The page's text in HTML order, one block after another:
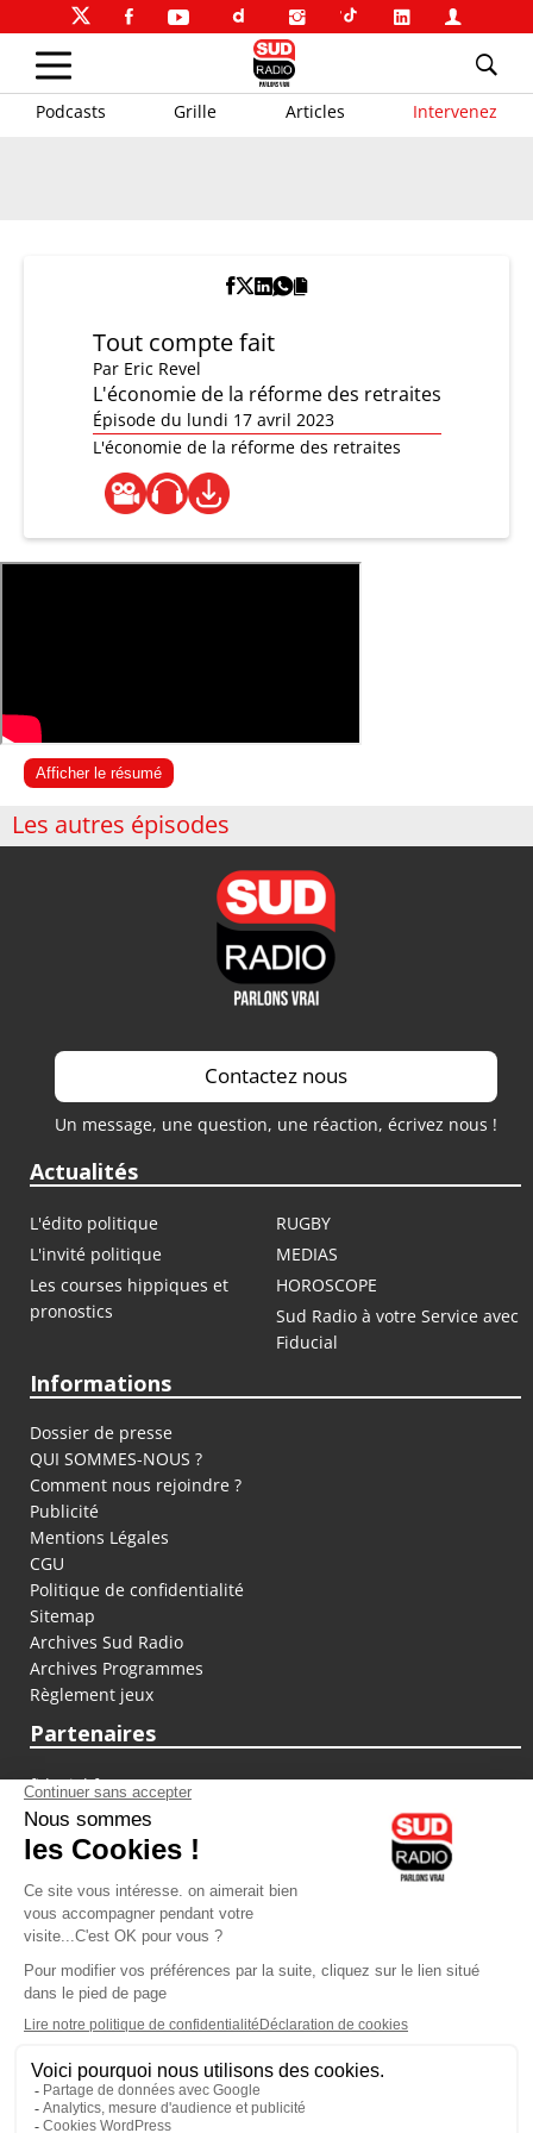
Podcasts Grille Articles Intervenez
Tout compte fait
Par Eric Revel
L'économie de la réforme des retraites
Épisode du lundi 17 avril 2023
L'économie de la réforme des retraites
Afficher le résumé
Les autres épisodes
Contactez nous
Un message, une question, une réaction, écrivez nous !
Actualités
L'édito politique
RUGBY
L'invité politique
MEDIAS
Les courses hippiques et
pronostics
HOROSCOPE
Sud Radio à votre Service avec
Fiducial
Informations
Dossier de presse
QUI SOMMES-NOUS ?
Comment nous rejoindre ?
Publicité
Mentions Légales
CGU
Politique de confidentialité
Sitemap
Archives Sud Radio
Archives Programmes
Règlement jeux
Partenaires
fiducial.fr
lyoncapitale.fr
olympique-et-lyonnais.com
L'application Iphone / Android
Téléchargez l'application
Les cookies
Gestion des cookies
Crédit photos : ©Sud Radio / Pierre Olivier